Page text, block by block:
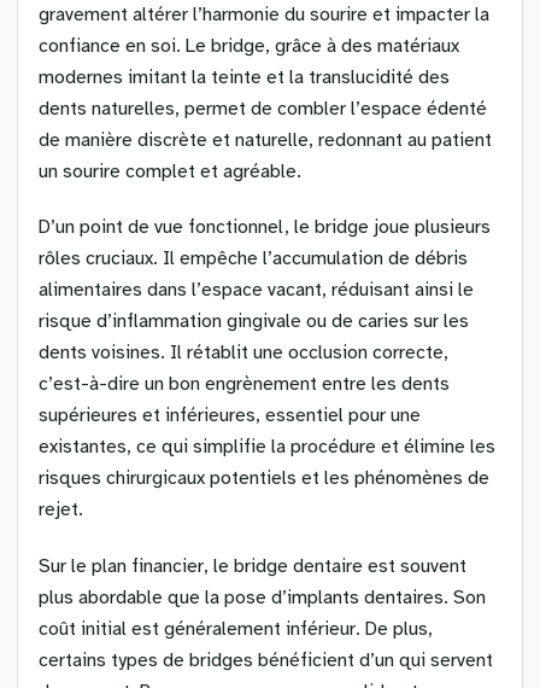
gravement altérer l’harmonie du sourire et impacter la
confiance en soi. Le bridge, grâce à des matériaux
modernes imitant la teinte et la translucidité des
dents naturelles, permet de combler l’espace édenté
de manière discrète et naturelle, redonnant au patient
un sourire complet et agréable.
D’un point de vue fonctionnel, le bridge joue plusieurs
rôles cruciaux. Il empêche l’accumulation de débris
alimentaires dans l’espace vacant, réduisant ainsi le
risque d’inflammation gingivale ou de caries sur les
dents voisines. Il rétablit une occlusion correcte,
c’est-à-dire un bon engrènement entre les dents
supérieures et inférieures, essentiel pour une
existantes, ce qui simplifie la procédure et élimine les
risques chirurgicaux potentiels et les phénomènes de
rejet.
Sur le plan financier, le bridge dentaire est souvent
plus abordable que la pose d’implants dentaires. Son
coût initial est généralement inférieur. De plus,
certains types de bridges bénéficient d’un qui servent